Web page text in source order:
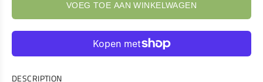
VOEG TOE AAN WINKELWAGEN
DESCRIPTION